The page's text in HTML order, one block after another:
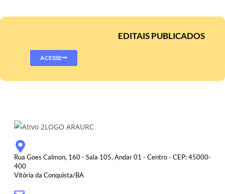
EDITAIS PUBLICADOS
ACESSE
Rua Goes Calmon, 160 - Sala 105, Andar 01 - Centro - CEP: 45000-
400
Vitória da Conquista/BA